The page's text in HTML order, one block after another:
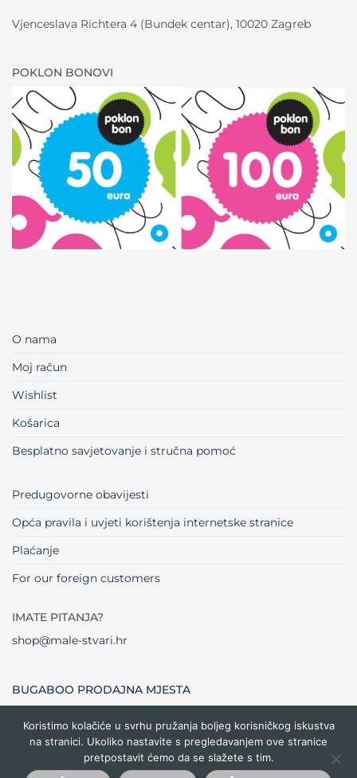
Vjenceslava Richtera 4 (Bundek centar), 10020 Zagreb
POKLON BONOVI
O nama
Moj račun
Wishlist
Košarica
Besplatno savjetovanje i stručna pomoć
Predugovorne obavijesti
Opća pravila i uvjeti korištenja internetske stranice
Plaćanje
For our foreign customers
IMATE PITANJA?
shop@male-stvari.hr
BUGABOO PRODAJNA MJESTA
Visa MasterCardMaestro Dinners
Club
Credit
Card
Cash
Koristimo kolačiće u svrhu pružanja boljeg korisničkog iskustva
na stranici. Ukoliko nastavite s pregledavanjem ove stranice
pretpostavit ćemo da se slažete s tim.